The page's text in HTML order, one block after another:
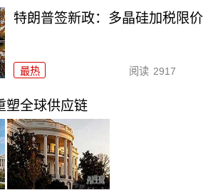
特朗普签新政：多晶硅加税限价
最热 阅读 2917
塑全球供应链